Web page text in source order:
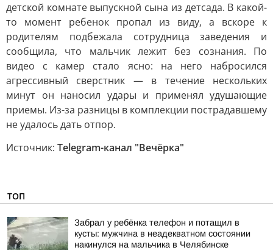
детской комнате выпускной сына из детсада. В какой-
то момент ребенок пропал из виду, а вскоре к
родителям подбежала сотрудница заведения и
сообщила, что мальчик лежит без сознания. По
видео с камер стало ясно: на него набросился
агрессивный сверстник — в течение нескольких
минут он наносил удары и применял удушающие
приемы. Из-за разницы в комплекции пострадавшему
не удалось дать отпор.
Источник: Telegram-канал "Вечёрка"
ТОП
Забрал у ребёнка телефон и потащил в
кусты: мужчина в неадекватном состоянии
накинулся на мальчика в Челябинске